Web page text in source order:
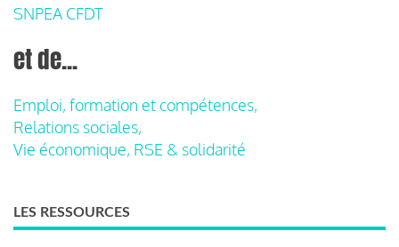
SNPEA CFDT
et de...
Emploi, formation et compétences,
Relations sociales,
Vie économique, RSE & solidarité
LES RESSOURCES